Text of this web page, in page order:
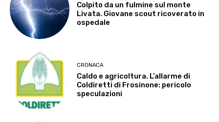
Colpito da un fulmine sul monte
Livata. Giovane scout ricoverato in
ospedale
CRONACA
Caldo e agricoltura. L’allarme di
Coldiretti di Frosinone: pericolo
speculazioni